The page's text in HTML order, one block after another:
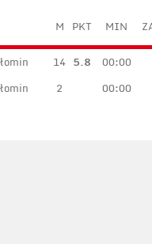
M PKT MIN
14 5.8
00:00
2 00:00